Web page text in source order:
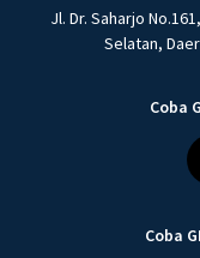
Jl. Dr. Saharjo
Selatan,
Coba
Coba